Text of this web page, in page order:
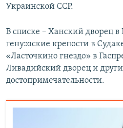
Украинской ССР.
В списке – Ханский дворец в
генуэзские крепости в
«Ласточкино гнездо» в
Ливадийский дворец и
достопримечательности.